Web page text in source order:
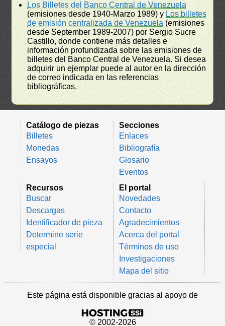
Los Billetes del Banco Central de Venezuela
(emisiones desde 1940-Marzo 1989) y Los billetes
de emisión centralizada de Venezuela (emisiones
desde September 1989-2007) por Sergio Sucre
Castillo, donde contiene más detalles e
información profundizada sobre las emisiones de
billetes del Banco Central de Venezuela. Si desea
adquirir un ejemplar puede al autor en la dirección
de correo indicada en las referencias
bibliográficas.
Catálogo de piezas
Billetes
Monedas
Ensayos
Secciones
Enlaces
Bibliografía
Glosario
Eventos
Recursos
Buscar
Descargas
Identificador de pieza
Determine serie
especial
El portal
Novedades
Contacto
Agradecimientos
Acerca del portal
Términos de uso
Investigaciones
Mapa del sitio
Este página está disponible gracias al apoyo de
© 2002-2026